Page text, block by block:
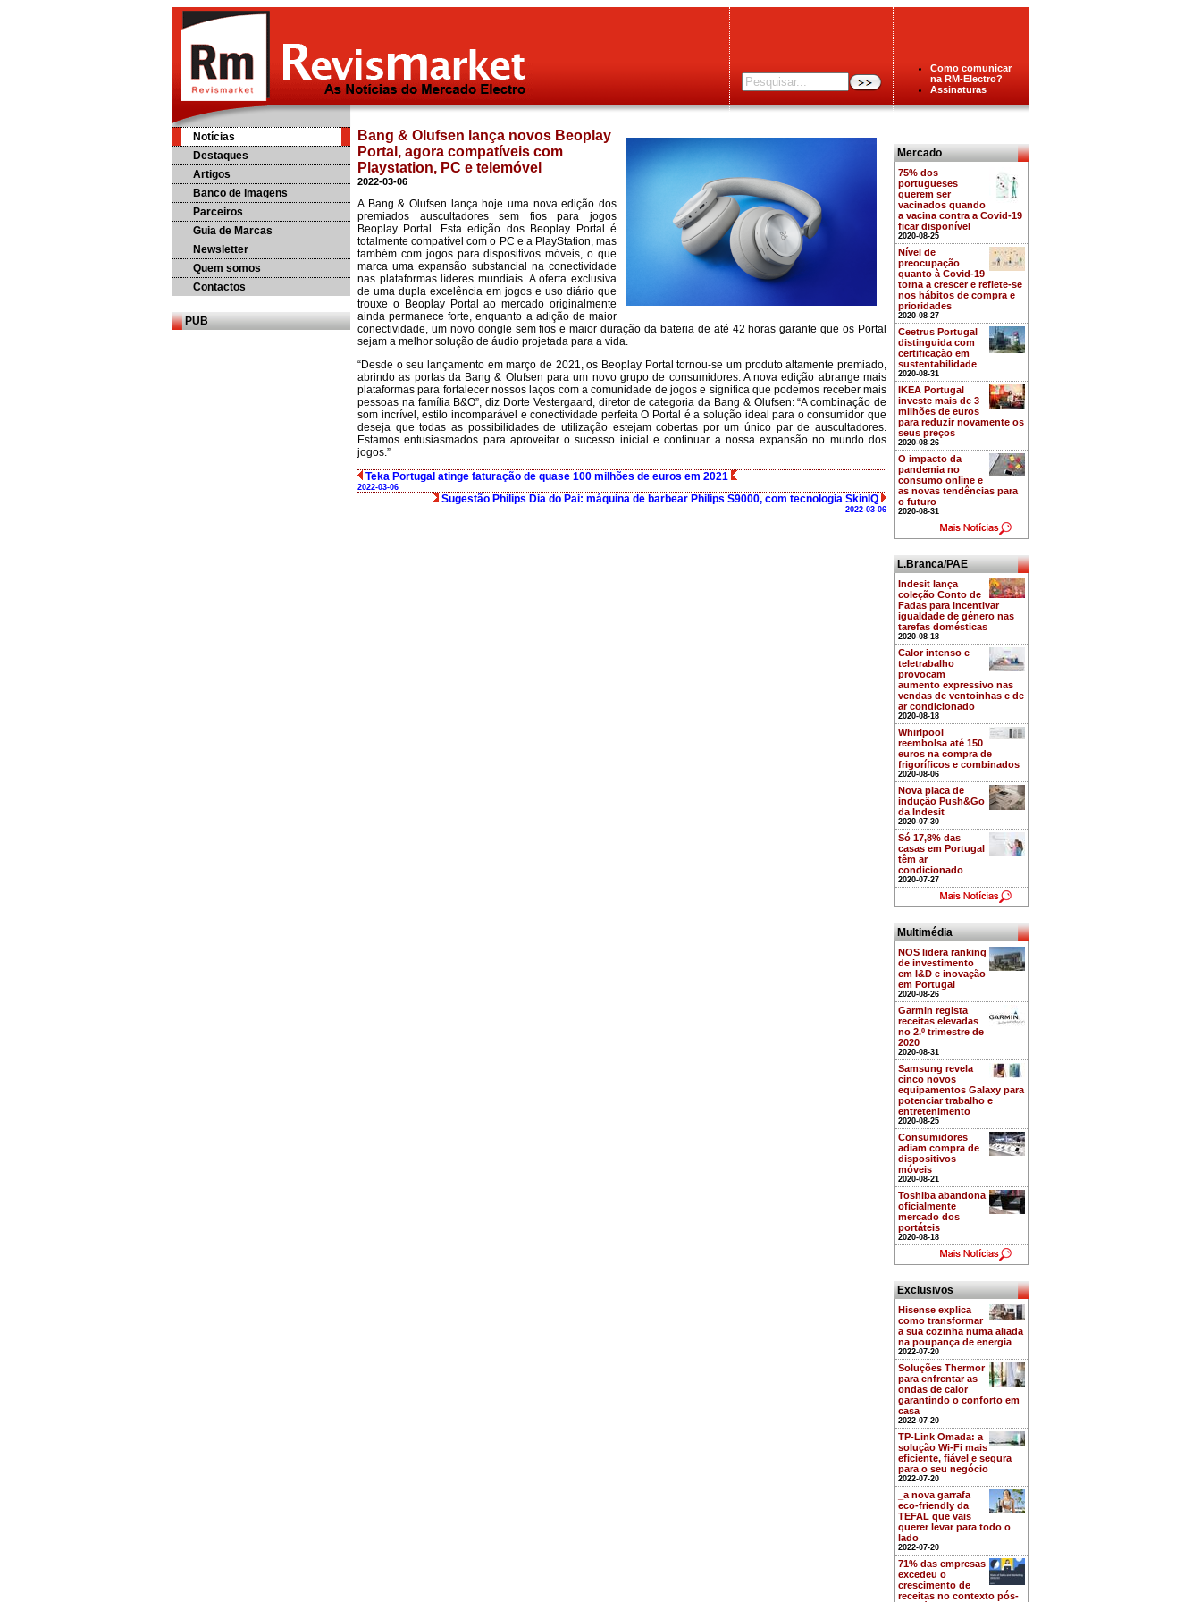
Como comunicar
na RM-Electro?
Assinaturas
Notícias
Destaques
Artigos
Banco de imagens
Parceiros
Guia de Marcas
Newsletter
Quem somos
Contactos
PUB
Bang & Olufsen lança novos Beoplay
Portal, agora compatíveis com
Playstation, PC e telemóvel
2022-03-06
A Bang & Olufsen lança hoje uma nova edição dos
premiados auscultadores sem fios para jogos
Beoplay Portal. Esta edição dos Beoplay Portal é
totalmente compatível com o PC e a PlayStation, mas
também com jogos para dispositivos móveis, o que
marca uma expansão substancial na conectividade
nas plataformas líderes mundiais. A oferta exclusiva
de uma dupla excelência em jogos e uso diário que
trouxe o Beoplay Portal ao mercado originalmente
ainda permanece forte, enquanto a adição de maior
conectividade, um novo dongle sem fios e maior duração da bateria de até 42 horas garante que os Portal
sejam a melhor solução de áudio projetada para a vida.
“Desde o seu lançamento em março de 2021, os Beoplay Portal tornou-se um produto altamente premiado,
abrindo as portas da Bang & Olufsen para um novo grupo de consumidores. A nova edição abrange mais
plataformas para fortalecer nossos laços com a comunidade de jogos e significa que podemos receber mais
pessoas na família B&O”, diz Dorte Vestergaard, diretor de categoria da Bang & Olufsen: “A combinação de
som incrível, estilo incomparável e conectividade perfeita O Portal é a solução ideal para o consumidor que
deseja que todas as possibilidades de utilização estejam cobertas por um único par de auscultadores.
Estamos entusiasmados para aproveitar o sucesso inicial e continuar a nossa expansão no mundo dos
jogos.”
Teka Portugal atinge faturação de quase 100 milhões de euros em 2021
2022-03-06
Sugestão Philips Dia do Pai: máquina de barbear Philips S9000, com tecnologia SkinIQ
2022-03-06
Mercado
75% dos
portugueses
querem ser
vacinados quando
a vacina contra a Covid-19
ficar disponível
2020-08-25
Nível de
preocupação
quanto à Covid-19
torna a crescer e reflete-se
nos hábitos de compra e
prioridades
2020-08-27
Ceetrus Portugal
distinguida com
certificação em
sustentabilidade
2020-08-31
IKEA Portugal
investe mais de 3
milhões de euros
para reduzir novamente os
seus preços
2020-08-26
O impacto da
pandemia no
consumo online e
as novas tendências para
o futuro
2020-08-31
L.Branca/PAE
Indesit lança
coleção Conto de
Fadas para incentivar
igualdade de género nas
tarefas domésticas
2020-08-18
Calor intenso e
teletrabalho
provocam
aumento expressivo nas
vendas de ventoinhas e de
ar condicionado
2020-08-18
Whirlpool
reembolsa até 150
euros na compra de
frigoríficos e combinados
2020-08-06
Nova placa de
indução Push&Go
da Indesit
2020-07-30
Só 17,8% das
casas em Portugal
têm ar
condicionado
2020-07-27
Multimédia
NOS lidera ranking
de investimento
em I&D e inovação
em Portugal
2020-08-26
Garmin regista
receitas elevadas
no 2.º trimestre de
2020
2020-08-31
Samsung revela
cinco novos
equipamentos Galaxy para
potenciar trabalho e
entretenimento
2020-08-25
Consumidores
adiam compra de
dispositivos
móveis
2020-08-21
Toshiba abandona
oficialmente
mercado dos
portáteis
2020-08-18
Exclusivos
Hisense explica
como transformar
a sua cozinha numa aliada
na poupança de energia
2022-07-20
Soluções Thermor
para enfrentar as
ondas de calor
garantindo o conforto em
casa
2022-07-20
TP-Link Omada: a
solução Wi-Fi mais
eficiente, fiável e segura
para o seu negócio
2022-07-20
_a nova garrafa
eco-friendly da
TEFAL que vais
querer levar para todo o
lado
2022-07-20
71% das empresas
excedeu o
crescimento de
receitas no contexto pós-